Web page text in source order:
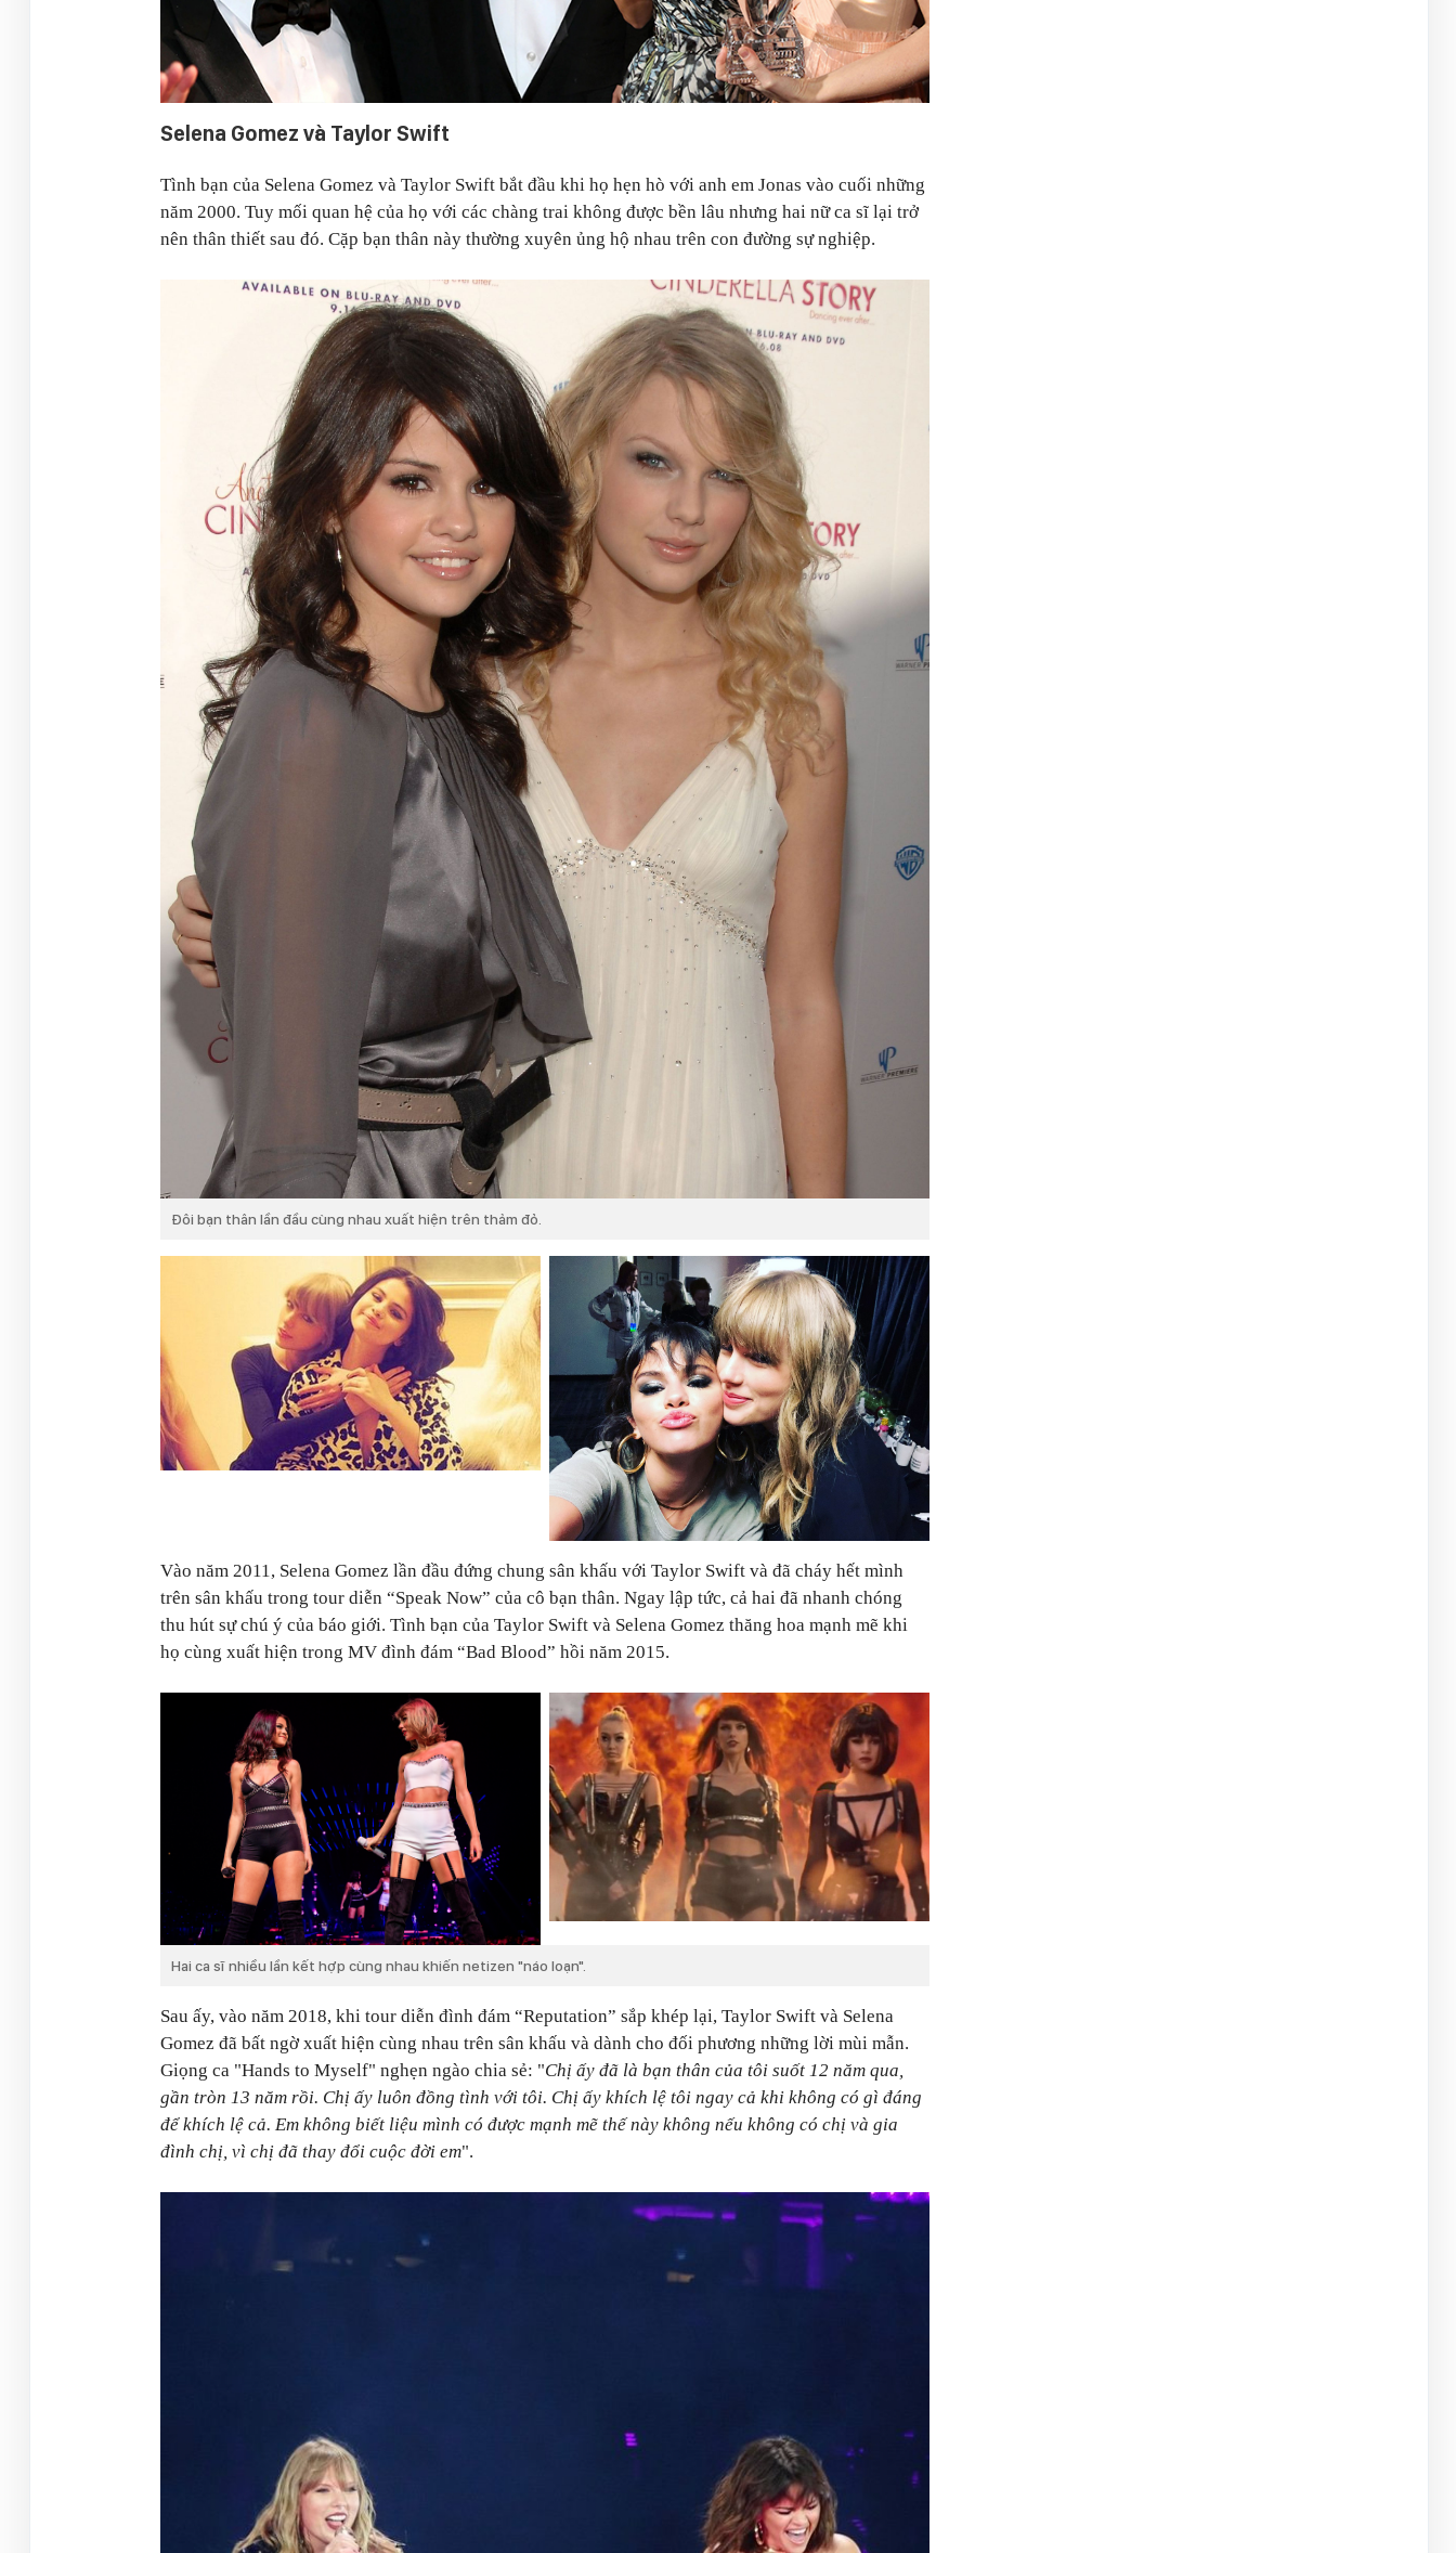
Selena Gomez và Taylor Swift
Tình bạn của Selena Gomez và Taylor Swift bắt đầu khi họ hẹn hò với anh em Jonas vào cuối những
năm 2000. Tuy mối quan hệ của họ với các chàng trai không được bền lâu nhưng hai nữ ca sĩ lại trở
nên thân thiết sau đó. Cặp bạn thân này thường xuyên ủng hộ nhau trên con đường sự nghiệp.
Đôi bạn thân lần đầu cùng nhau xuất hiện trên thảm đỏ.
Vào năm 2011, Selena Gomez lần đầu đứng chung sân khấu với Taylor Swift và đã cháy hết mình
trên sân khấu trong tour diễn “Speak Now” của cô bạn thân. Ngay lập tức, cả hai đã nhanh chóng
thu hút sự chú ý của báo giới. Tình bạn của Taylor Swift và Selena Gomez thăng hoa mạnh mẽ khi
họ cùng xuất hiện trong MV đình đám “Bad Blood” hồi năm 2015.
Hai ca sĩ nhiều lần kết hợp cùng nhau khiến netizen "náo loạn".
Sau ấy, vào năm 2018, khi tour diễn đình đám “Reputation” sắp khép lại, Taylor Swift và Selena
Gomez đã bất ngờ xuất hiện cùng nhau trên sân khấu và dành cho đối phương những lời mùi mẫn.
Giọng ca "Hands to Myself" nghẹn ngào chia sẻ: "Chị ấy đã là bạn thân của tôi suốt 12 năm qua,
gần tròn 13 năm rồi. Chị ấy luôn đồng tình với tôi. Chị ấy khích lệ tôi ngay cả khi không có gì đáng
để khích lệ cả. Em không biết liệu mình có được mạnh mẽ thế này không nếu không có chị và gia
đình chị, vì chị đã thay đổi cuộc đời em".